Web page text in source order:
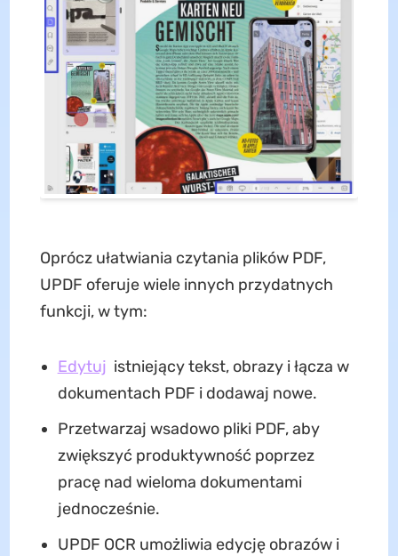
Oprócz ułatwiania czytania plików PDF,
UPDF oferuje wiele innych przydatnych
funkcji, w tym:
Edytuj istniejący tekst, obrazy i łącza w
dokumentach PDF i dodawaj nowe.
Przetwarzaj wsadowo pliki PDF, aby
zwiększyć produktywność poprzez
pracę nad wieloma dokumentami
jednocześnie.
UPDF OCR umożliwia edycję obrazów i